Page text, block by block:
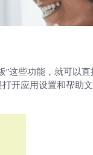
这些功能，就可以
开应用设置和帮助